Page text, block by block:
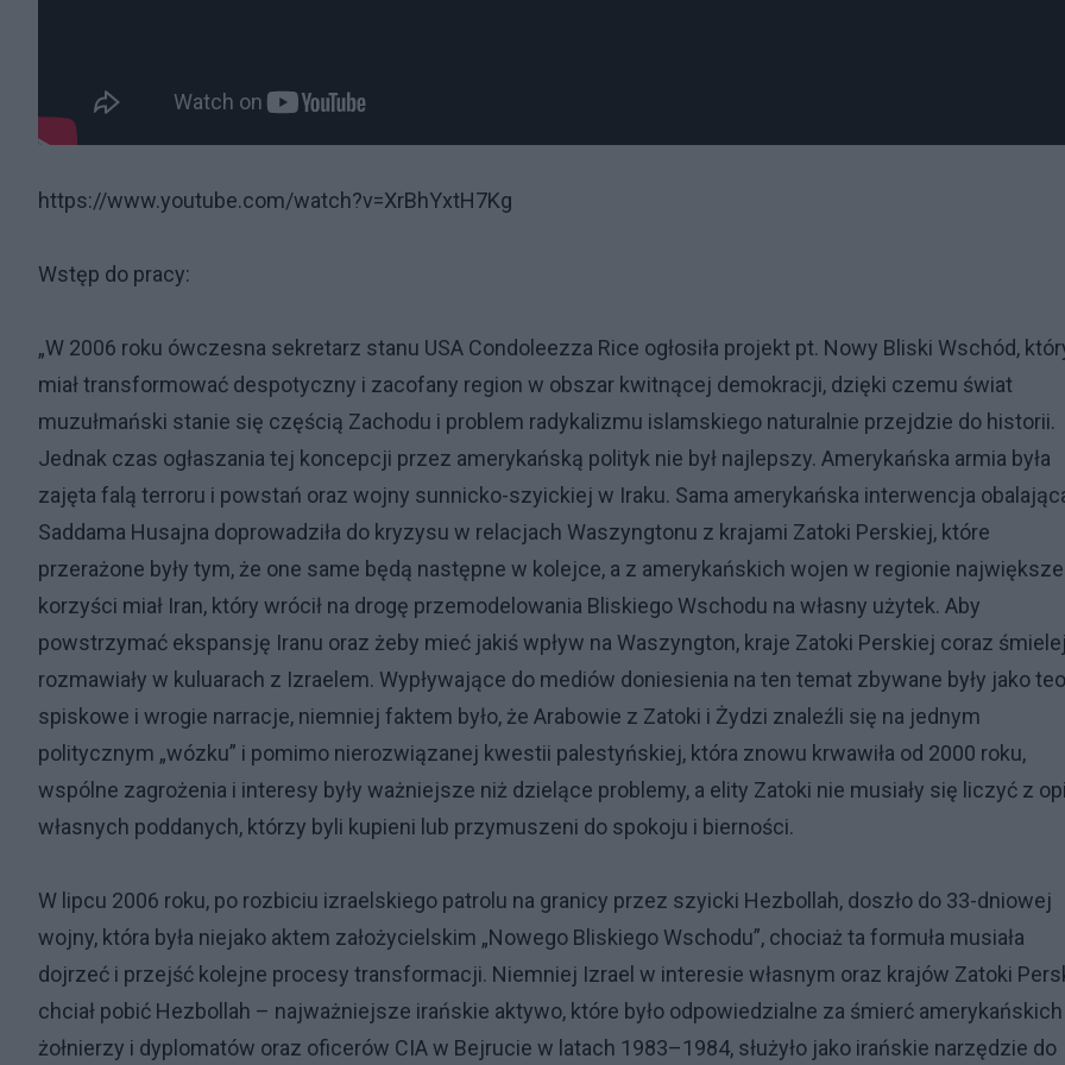
https://www.youtube.com/watch?v=XrBhYxtH7Kg
Wstęp do pracy:
„W 2006 roku ówczesna sekretarz stanu USA Condoleezza Rice ogłosiła projekt pt. Nowy Bliski Wschód,
miał transformować despotyczny i zacofany region w obszar kwitnącej demokracji, dzięki czemu świat
muzułmański stanie się częścią Zachodu i problem radykalizmu islamskiego naturalnie przejdzie do historii.
Jednak czas ogłaszania tej koncepcji przez amerykańską polityk nie był najlepszy. Amerykańska armia była
zajęta falą terroru i powstań oraz wojny sunnicko-szyickiej w Iraku. Sama amerykańska interwencja
Saddama Husajna doprowadziła do kryzysu w relacjach Waszyngtonu z krajami Zatoki Perskiej, które
przerażone były tym, że one same będą następne w kolejce, a z amerykańskich wojen w regionie największe
korzyści miał Iran, który wrócił na drogę przemodelowania Bliskiego Wschodu na własny użytek. Aby
powstrzymać ekspansję Iranu oraz żeby mieć jakiś wpływ na Waszyngton, kraje Zatoki Perskiej coraz
rozmawiały w kuluarach z Izraelem. Wypływające do mediów doniesienia na ten temat zbywane były jako
spiskowe i wrogie narracje, niemniej faktem było, że Arabowie z Zatoki i Żydzi znaleźli się na jednym
politycznym „wózku” i pomimo nierozwiązanej kwestii palestyńskiej, która znowu krwawiła od 2000 roku,
wspólne zagrożenia i interesy były ważniejsze niż dzielące problemy, a elity Zatoki nie musiały się liczyć z
własnych poddanych, którzy byli kupieni lub przymuszeni do spokoju i bierności.
W lipcu 2006 roku, po rozbiciu izraelskiego patrolu na granicy przez szyicki Hezbollah, doszło do 33-dniowej
wojny, która była niejako aktem założycielskim „Nowego Bliskiego Wschodu”, chociaż ta formuła musiała
dojrzeć i przejść kolejne procesy transformacji. Niemniej Izrael w interesie własnym oraz krajów Zatoki
chciał pobić Hezbollah – najważniejsze irańskie aktywo, które było odpowiedzialne za śmierć amerykańskich
żołnierzy i dyplomatów oraz oficerów CIA w Bejrucie w latach 1983–1984, służyło jako irańskie narzędzie do